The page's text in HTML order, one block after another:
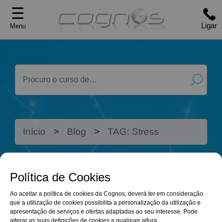
Política de Cookies
Ao aceitar a política de cookies da Cognos, deverá ter em consideração
que a utilização de cookies possibilita a personalização da utilização e
apresentação de serviços e ofertas adaptadas ao seu interesse. Pode
alterar as suas definições de cookies a qualquer altura.
☰
Menu Ligar
Início Blog TAG: Stress
BLOGOS CURSOS
ONLINE QUE